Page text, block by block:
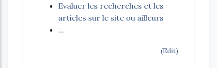
Evaluer les recherches et les
articles sur le site ou ailleurs
...
(Edit)